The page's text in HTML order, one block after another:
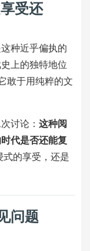
受还
种近乎偏执的
上的独特地位
敢于用纯粹的文
讨论： 这种阅
代是否还能复
式的享受，还是
问题